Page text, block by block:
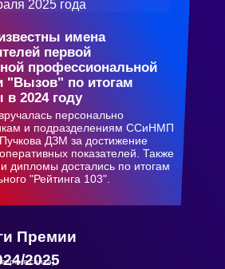
имена
первой
профессиональной
"Вызов" по итогам
в 2024 году
персонально
и подразделениям ССиНМП
ДЗМ за достижение
показателей. Также
дипломы достались по итогам
"Рейтинга 103".
2025 года
сайта)
Премии
2025